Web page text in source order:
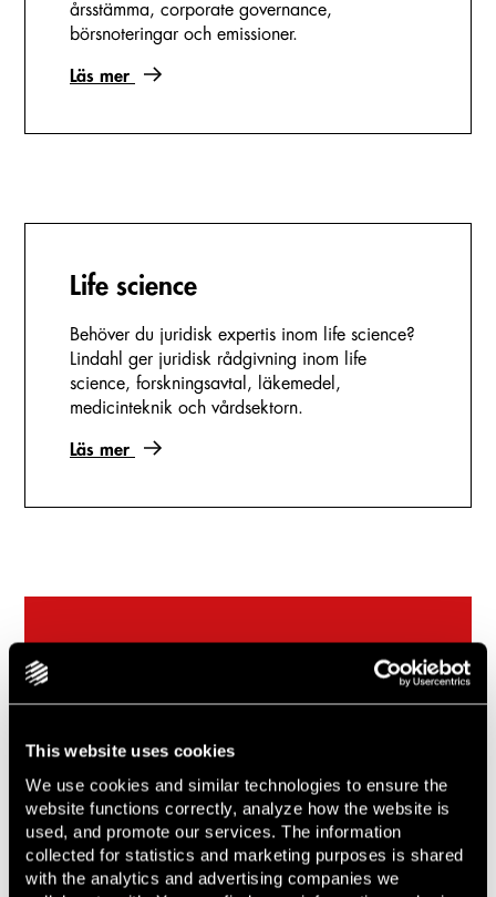
This website uses cookies
We use cookies and similar technologies to ensure the
website functions correctly, analyze how the website is
used, and promote our services. The information
collected for statistics and marketing purposes is shared
with the analytics and advertising companies we
årsstämma, corporate governance,
börsnoteringar och emissioner.
Läs mer
Life science
Behöver du juridisk expertis inom life science?
Lindahl ger juridisk rådgivning inom life
science, forskningsavtal, läkemedel,
medicinteknik och vårdsektorn.
Läs mer
Relaterade uppdrag & artiklar
2026-06-30
företrädesemission om cirka 231 MSEK
2024-09-23
Advokatfirman Lindahl har biträtt K2A Knaust
& Andersson Fastigheter AB
2024-08-29